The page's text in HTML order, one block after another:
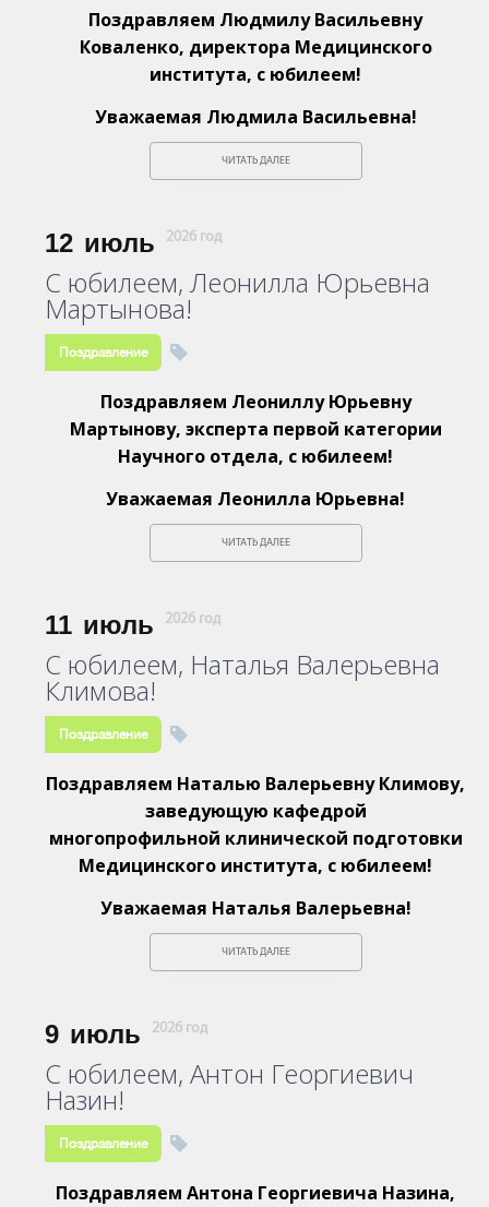
Поздравляем Людмилу Васильевну
Коваленко, директора Медицинского
института, с юбилеем!
Уважаемая Людмила Васильевна!
ЧИТАТЬ ДАЛЕЕ
12 июль 2026 год
С юбилеем, Леонилла Юрьевна
Мартынова!
Поздравление
Поздравляем Леониллу Юрьевну
Мартынову, эксперта первой категории
Научного отдела, с юбилеем!
Уважаемая Леонилла Юрьевна!
ЧИТАТЬ ДАЛЕЕ
11 июль 2026 год
С юбилеем, Наталья Валерьевна
Климова!
Поздравление
Поздравляем Наталью Валерьевну Климову,
заведующую кафедрой
многопрофильной клинической подготовки
Медицинского института, с юбилеем!
Уважаемая Наталья Валерьевна!
ЧИТАТЬ ДАЛЕЕ
9 июль 2026 год
С юбилеем, Антон Георгиевич
Назин!
Поздравление
Поздравляем Антона Георгиевича Назина,